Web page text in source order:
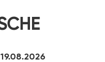
19.08.2026